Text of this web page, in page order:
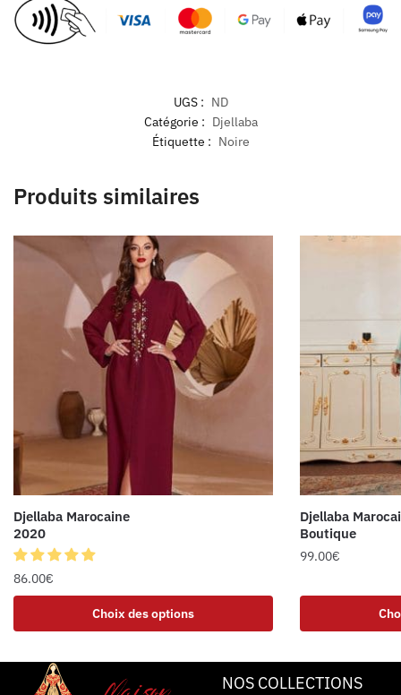
UGS : ND
Catégorie : Djellaba
Étiquette : Noire
Produits similaires
Djellaba Marocaine
2020
86.00€
Choix des options
Djellaba
Boutique
99.00€
NOS COLLECTIONS